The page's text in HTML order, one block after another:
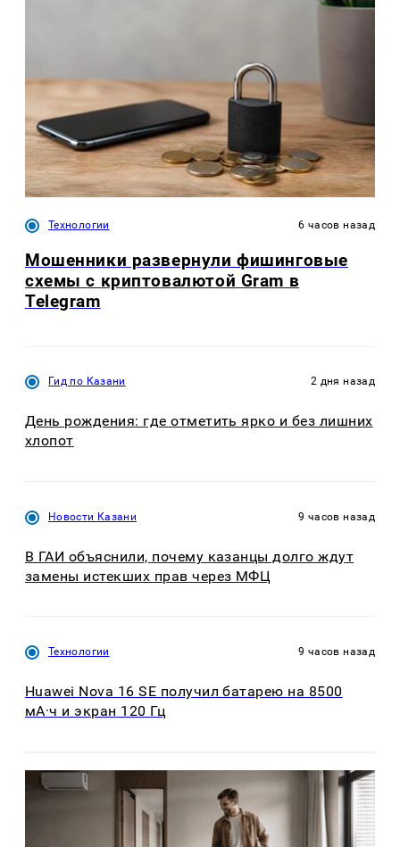
Технологии 6 часов назад
Мошенники развернули фишинговые
схемы с криптовалютой Gram в
Telegram
Гид по Казани 2 дня назад
День рождения: где отметить ярко и без лишних
хлопот
Новости Казани 9 часов назад
В ГАИ объяснили, почему казанцы долго ждут
замены истекших прав через МФЦ
Технологии 9 часов назад
Huawei Nova 16 SE получил батарею на 8500
мА·ч и экран 120 Гц